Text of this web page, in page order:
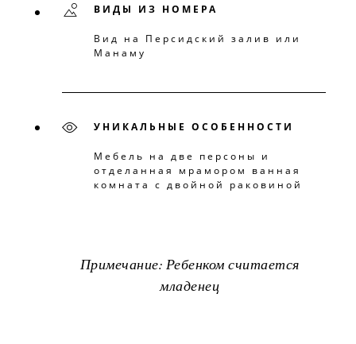
ВИДЫ ИЗ НОМЕРА
Вид на Персидский залив или
Манаму
УНИКАЛЬНЫЕ ОСОБЕННОСТИ
Мебель на две персоны и
отделанная мрамором ванная
комната с двойной раковиной
Примечание: Ребенком считается
младенец